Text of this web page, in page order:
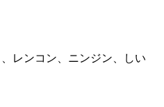
レンコン、ニンジン、しい